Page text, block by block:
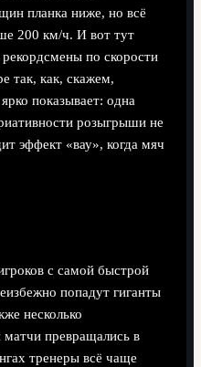
планка ниже, но всё
200 км/ч. И вот тут
по скорости
так, как, скажем,
показывает: одна
розыгрыши не
эффект «вау», когда мяч
с самой быстрой
попадут гиганты
несколько
матчи превращались в
тренеры всё чаще